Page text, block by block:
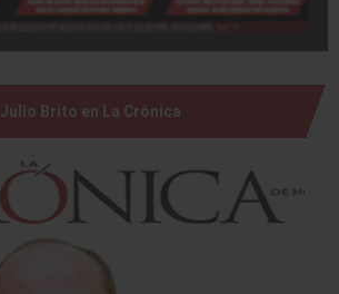
Julio Brito en La Crónica